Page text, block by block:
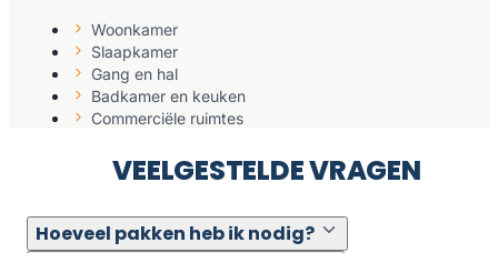
Woonkamer
Slaapkamer
Gang en hal
Badkamer en keuken
Commerciële ruimtes
VEELGESTELDE VRAGEN
Hoeveel pakken heb ik nodig?